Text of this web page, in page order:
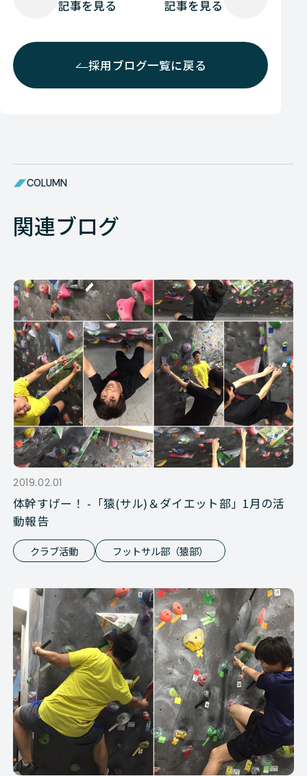
記事を見る
採用ブログ一覧に戻る
記事を見る
COLUMN
関連ブログ
2019.02.01
体幹すげー！ -「猿(サル)＆ダイエット部」1月の活
動報告
クラブ活動 フットサル部（猿部）